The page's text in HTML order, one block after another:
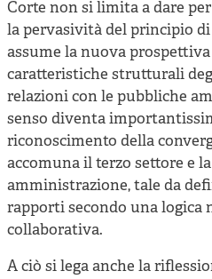
Corte non si limita a dare
la pervasività del principio
assume la nuova
caratteristiche strutturali
relazioni con le pubbliche
senso diventa
riconoscimento della
accomuna il terzo settore e
amministrazione, tale da
rapporti secondo una logica
collaborativa.
A ciò si lega anche la